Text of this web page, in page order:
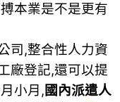
本業是不是更有
司,整合性人力資
廠登記,還可以提
小月,國內派遣人